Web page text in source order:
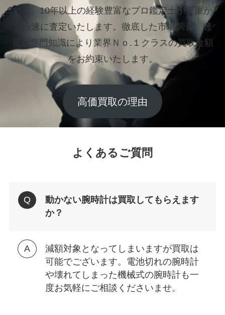
です。10年以上の経験豊富なプロ鑑定士が丁重か
つ迅速に査定いたします。 徹底した市場調査、豊
富な専門知識により業界Ｎｏ.１クラスの買取金額
をお約束いたします。
高価買取の理由
よくあるご質問
動かない腕時計は買取してもらえます
か？
減額対象となってしまいますが買取は
可能でございます。電池切れの腕時計
や壊れてしまった機械式の腕時計も一
度お気軽にご相談くださいませ。